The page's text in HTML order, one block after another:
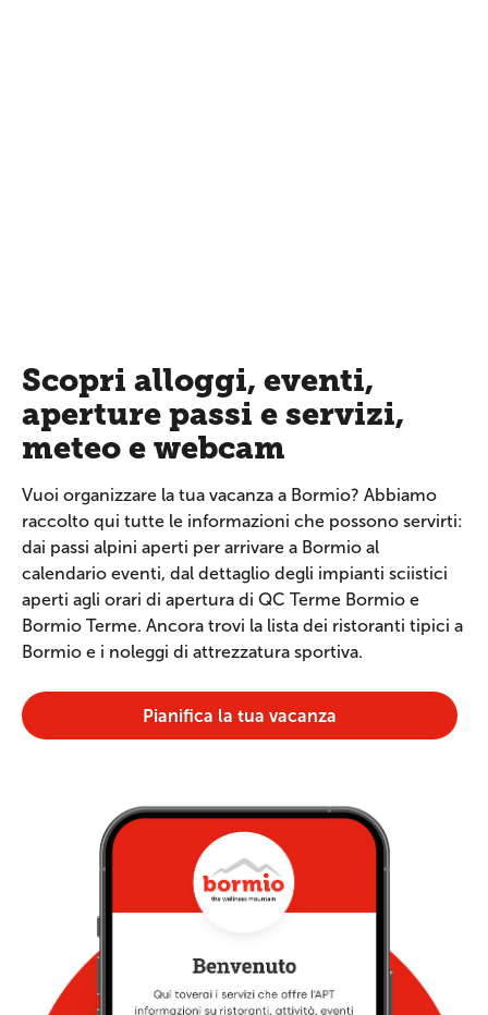
Scopri alloggi, eventi,
aperture passi e servizi,
meteo e webcam
Vuoi organizzare la tua vacanza a Bormio? Abbiamo
raccolto qui tutte le informazioni che possono servirti:
dai passi alpini aperti per arrivare a Bormio al
calendario eventi, dal dettaglio degli impianti sciistici
aperti agli orari di apertura di QC Terme Bormio e
Bormio Terme. Ancora trovi la lista dei ristoranti tipici a
Bormio e i noleggi di attrezzatura sportiva.
Pianifica la tua vacanza